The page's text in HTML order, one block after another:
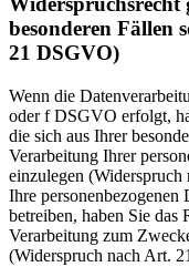
besonderen Fällen
21 DSGVO)
Wenn die
oder f DSGVO erfolgt,
die sich aus Ihrer
Verarbeitung Ihrer
einzulegen
Ihre
betreiben, haben Sie das
Verarbeitung zum
(Widerspruch nach Art.